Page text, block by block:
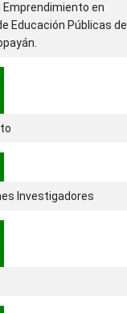
Emprendimiento en
Educación Públicas de
Investigadores